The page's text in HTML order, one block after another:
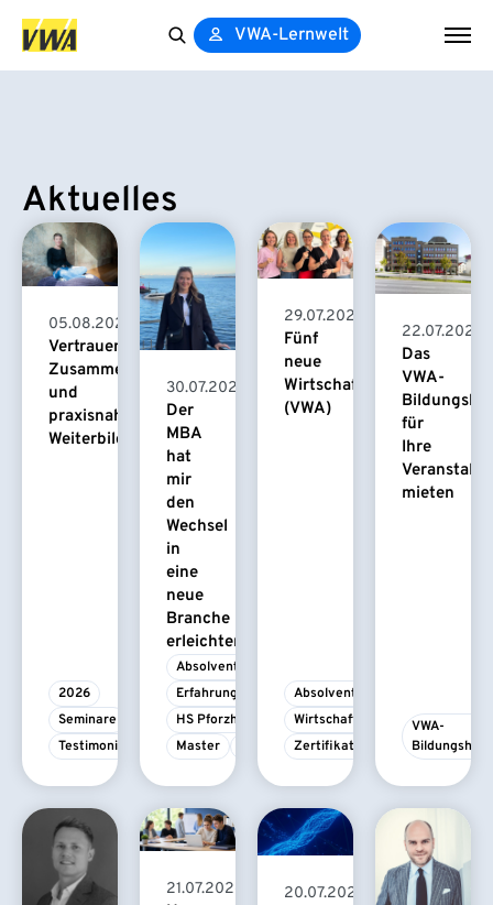
VWA-Lernwelt
Aktuelles
05.08.2026
Vertrauensvolle
Zusammenarbeit
und
praxisnahe
Weiterbildung
2026
Seminare
Testimonial
30.07.2026
Der
MBA
hat
mir
den
Wechsel
in
eine
neue
Branche
erleichtert
Absolvent/-in
Erfahrungsbericht
HS Pforzheim
Master
29.07.2026
Fünf
neue
Wirtschaftspsychologinnen
(VWA)
Absolvent/-in
Wirtschaftspsychologie
Zertifikatskurs
22.07.2026
Das
VWA-
für
Ihre
mieten
VWA-
Bildungshaus
21.07.2026 20.07.2026